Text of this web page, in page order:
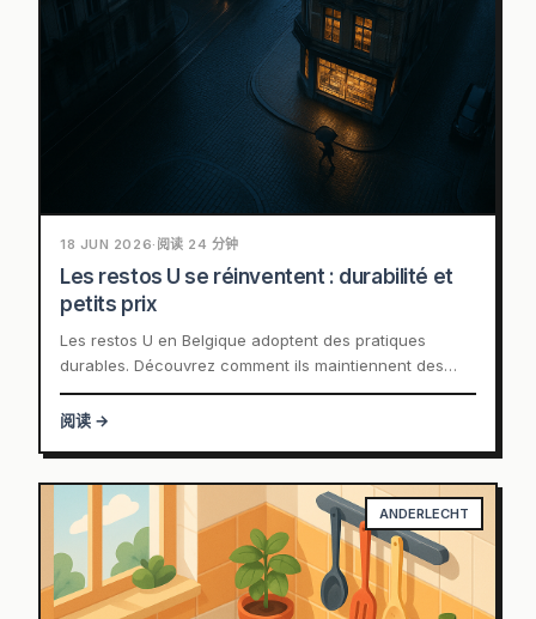
18 JUN 2026· 阅读 24 分钟
Les restos U se réinventent : durabilité et
petits prix
Les restos U en Belgique adoptent des pratiques
durables. Découvrez comment ils maintiennent des
repas à petit prix pour les étudiants.
阅读 →
ANDERLECHT